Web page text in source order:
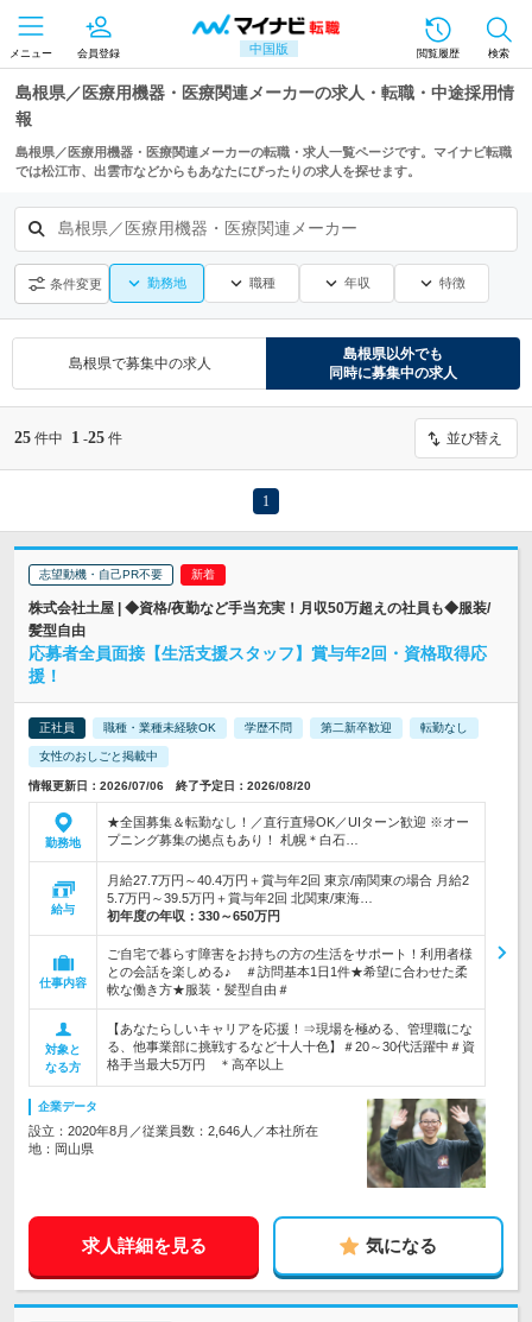
中国版
メニュー 会員登録 閲覧履歴 検索
島根県／医療用機器・医療関連メーカーの求人・転職・中途採用情
報
島根県／医療用機器・医療関連メーカーの転職・求人一覧ページです。マイナビ転職
では松江市、出雲市などからもあなたにぴったりの求人を探せます。
島根県／医療用機器・医療関連メーカー
条件変更 勤務地 職種 年収 特徴
島根県で募集中の求人
島根県以外でも
同時に募集中の求人
25 件中 1 -25 件 並び替え
1
志望動機・自己PR不要
株式会社土屋 | ◆資格/夜勤など手当充実！月収50万超えの社員も◆服装/
髪型自由
応募者全員面接【生活支援スタッフ】賞与年2回・資格取得応
援！
正社員 職種・業種未経験OK 学歴不問 第二新卒歓迎 転勤なし
女性のおしごと掲載中
情報更新日：2026/07/06 終了予定日：2026/08/20
勤務地
★全国募集＆転勤なし！／直行直帰OK／UIターン歓迎 ※オー
プニング募集の拠点もあり！ 札幌＊白石…
給与
月給27.7万円～40.4万円＋賞与年2回 東京/南関東の場合 月給2
5.7万円～39.5万円＋賞与年2回 北関東/東海…
初年度の年収： 330～650万円
仕事内容
ご自宅で暮らす障害をお持ちの方の生活をサポート！利用者様
との会話を楽しめる♪ ＃訪問基本1日1件★希望に合わせた柔
軟な働き方★服装・髪型自由＃
対象と
なる方
【あなたらしいキャリアを応援！⇒現場を極める、管理職にな
る、他事業部に挑戦するなど十人十色】＃20～30代活躍中＃資
格手当最大5万円 ＊高卒以上
企業データ
設立：2020年8月／従業員数：2,646人／本社所在
地：岡山県
求人詳細を見る 気になる